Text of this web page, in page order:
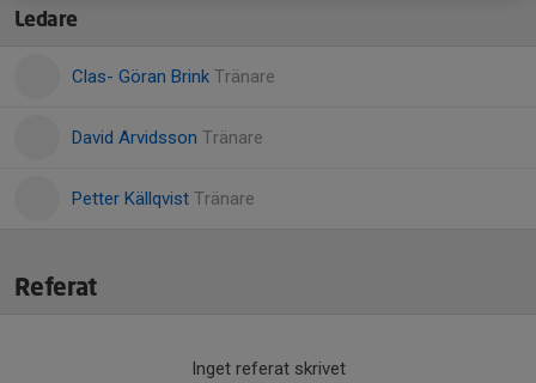
Ledare
Clas- Göran Brink Tränare
David Arvidsson Tränare
Petter Källqvist Tränare
Referat
Inget referat skrivet